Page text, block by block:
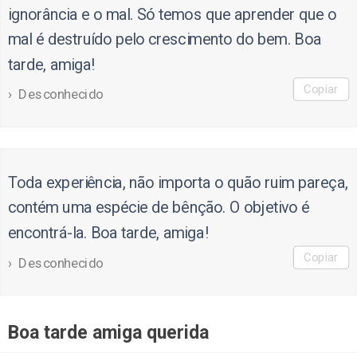
ignorância e o mal. Só temos que aprender que o
mal é destruído pelo crescimento do bem. Boa
tarde, amiga!
Desconhecido Copiar
Toda experiência, não importa o quão ruim pareça,
contém uma espécie de bênção. O objetivo é
encontrá-la. Boa tarde, amiga!
Desconhecido Copiar
Boa tarde amiga querida